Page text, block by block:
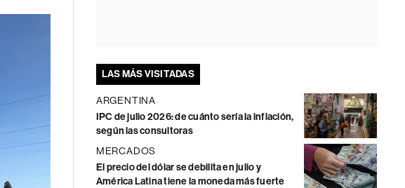
LAS MÁS VISITADAS
ARGENTINA
IPC de julio 2026: de cuánto sería la inflación,
según las consultoras
MERCADOS
El precio del dólar se debilita en julio y
América Latina tiene la moneda más fuerte